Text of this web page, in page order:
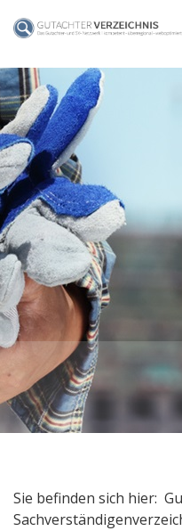
☗ Start
Gutachter in Berlin
Gutachter in
Gutachter in Hamburg
Gutachter in Köln
Gutachter in München
Gutachter in Stuttgart
PLZ Gebiet 0
PLZ Gebiet 1
PLZ Gebiet 2
PLZ Gebiet 3
PLZ Gebiet 5
PLZ Gebiet 6
Sie befinden sich hier: